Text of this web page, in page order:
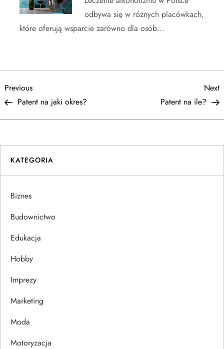
odbywa się w różnych placówkach,
które oferują wsparcie zarówno dla osób…
N
a
w
g
a
c
a
w
p
Previous
Post
Previous
Patent na jaki okres?
Next
Patent na ile?
KATEGORIA
Biznes
Budownictwo
Edukacja
Hobby
Imprezy
Marketing
Moda
Motoryzacja